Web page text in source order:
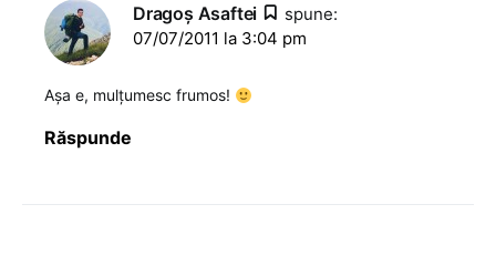
Dragoş Asaftei
spune:
07/07/2011 la 3:04 pm
Așa e, mulțumesc frumos!
Răspunde